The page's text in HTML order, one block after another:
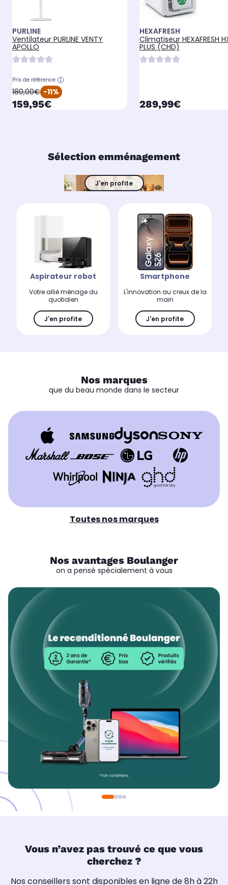
PURLINE
Ventilateur PURLINE VENTY
APOLLO
Prix de référence
oldPrice
180,00€ -11%
currentPrice
159,95€
HEXAFRESH
Climatiseur HEXAFRESH
PLUS (CHD)
currentPrice
289,99€
Sélection emménagement
Aspirateur robot
Votre allié ménage du
quotidien
J'en profite
J'en profite
Smartphone
L'innovation au creux de la
main
J'en profite
Nos marques
que du beau monde dans le secteur
Toutes nos marques
Nos avantages Boulanger
on a pensé spécialement à vous
Vous n’avez pas trouvé ce que vous
cherchez ?
Nos conseillers sont disponibles en ligne de 8h à 22h